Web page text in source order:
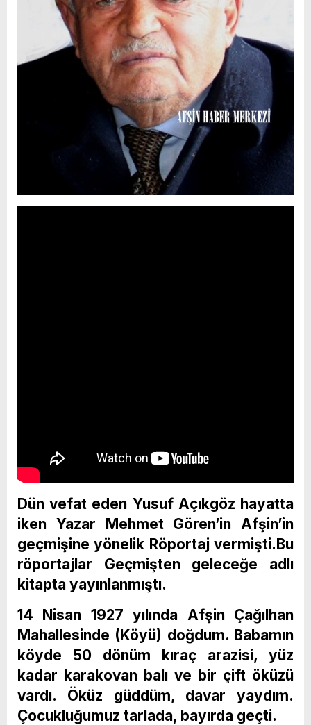
Dün vefat eden Yusuf Açıkgöz hayatta
iken Yazar Mehmet Gören’in Afşin’in
geçmişine yönelik Röportaj vermişti.Bu
röportajlar Geçmişten geleceğe adlı
kitapta yayınlanmıştı.
14 Nisan 1927 yılında Afşin Çağılhan
Mahallesinde (Köyü) doğdum. Babamın
köyde 50 dönüm kıraç arazisi, yüz
kadar karakovan balı ve bir çift öküzü
vardı. Öküz güddüm, davar yaydım.
Çocukluğumuz tarlada, bayırda geçti.